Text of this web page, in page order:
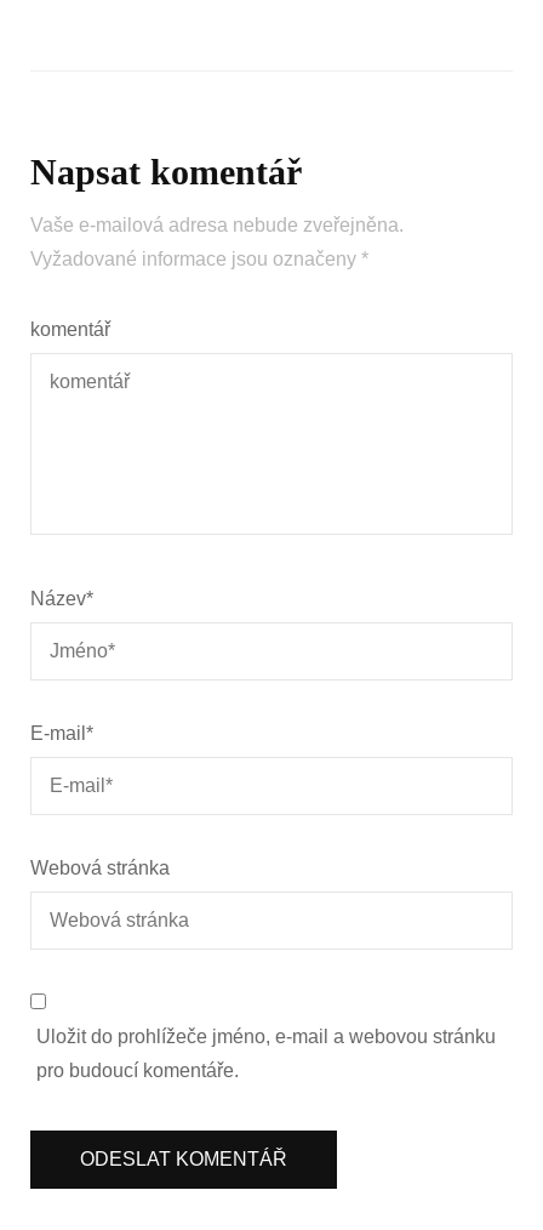
Napsat komentář
Vaše e-mailová adresa nebude zveřejněna.
Vyžadované informace jsou označeny *
komentář
Název*
E-mail *
Webová stránka
Uložit do prohlížeče jméno, e-mail a webovou stránku
pro budoucí komentáře.